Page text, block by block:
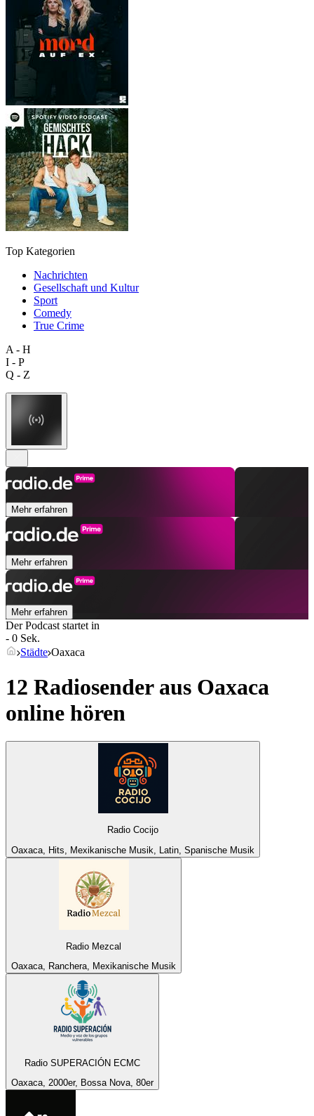
Top Kategorien
Nachrichten
Gesellschaft und Kultur
Sport
Comedy
True Crime
A - H
I - P
Q - Z
Mehr erfahren
Mehr erfahren
Mehr erfahren
Der Podcast startet in
- 0 Sek.
Städte Oaxaca
12 Radiosender aus Oaxaca
online hören
Radio Cocijo
Oaxaca, Hits, Mexikanische Musik, Latin, Spanische Musik
Radio Mezcal
Oaxaca, Ranchera, Mexikanische Musik
Radio SUPERACIÓN ECMC
Oaxaca, 2000er, Bossa Nova, 80er